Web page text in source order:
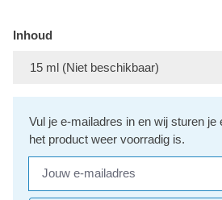
Inhoud
Vul je e-mailadres in en wij sturen je
het product weer voorradig is.